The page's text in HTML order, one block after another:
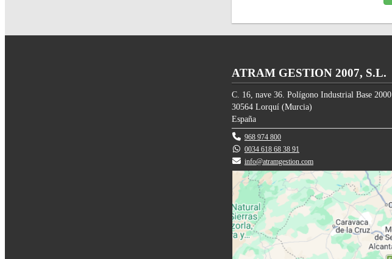
ATRAM GESTION 2007, S.L.
C. 16, nave 36. Polígono Industrial Base 2000
30564 Lorquí(Murcia)
España
968 974 800
0034 618 68 38 91
info@atramgestion.com